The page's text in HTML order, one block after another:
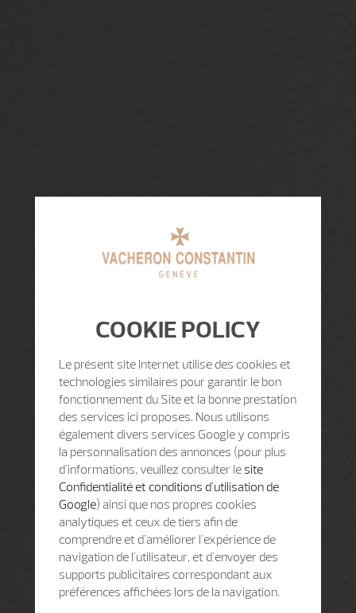
COOKIE POLICY
Le présent site Internet utilise des cookies et
technologies similaires pour garantir le bon
fonctionnement du Site et la bonne prestation
des services ici proposes. Nous utilisons
également divers services Google y compris
la personnalisation des annonces (pour plus
d'informations, veuillez consulter le site
Confidentialité et conditions d'utilisation de
Google) ainsi que nos propres cookies
analytiques et ceux de tiers afin de
comprendre et d'améliorer l'expérience de
navigation de l'utilisateur, et d'envoyer des
supports publicitaires correspondant aux
préférences affichées lors de la navigation.